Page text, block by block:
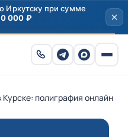
заказ от 3000 ₽ по
ПРИВЕТ
полиграфия онлайн